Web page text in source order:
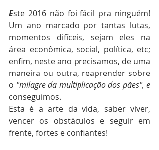
Este 2016 não foi fácil pra ninguém!
Um ano marcado por tantas lutas,
momentos difíceis, sejam eles na
área econômica, social, política, etc;
enfim, neste ano precisamos, de uma
maneira ou outra, reaprender sobre
o "milagre da multiplicação dos pães", e
conseguimos.
Esta é a arte da vida, saber viver,
vencer os obstáculos e seguir em
frente, fortes e confiantes!